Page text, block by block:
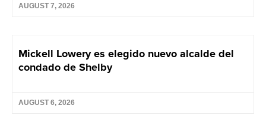
AUGUST 7, 2026
Mickell Lowery es elegido nuevo alcalde del
condado de Shelby
AUGUST 6, 2026